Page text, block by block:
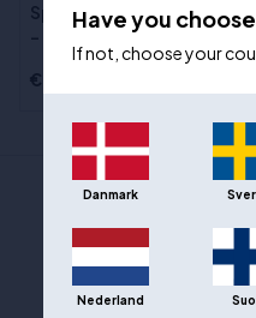
Spalding Legacy TF1000
- maat 6
€130,00
2
5 van
Have you
If not, choose your
Danmark
Nederland